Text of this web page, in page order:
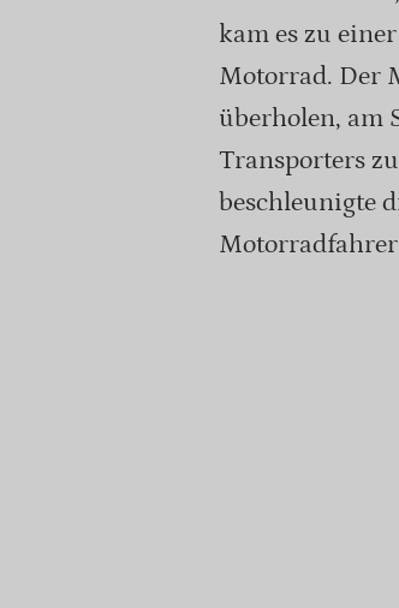
kam es zu
Motorrad. Der
überholen, am
Transporters
beschleunigte